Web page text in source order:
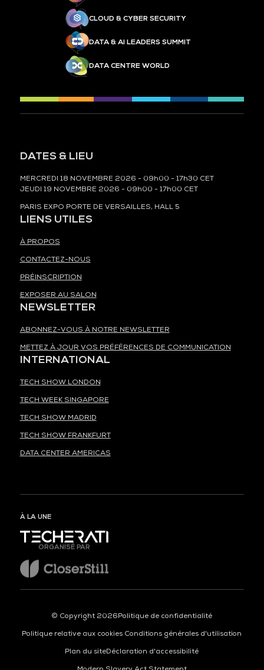
CLOUD & CYBER SECURITY
DATA & AI LEADERS SUMMIT
DATA CENTRE WORLD
DATES & LIEU
MERCREDI 18 NOVEMBRE 2026 - 09h00 - 17h30 CET
JEUDI 19 NOVEMBRE 2026 - 09h00 - 17h00 CET
PARIS EXPO PORTE DE VERSAILLES, HALL 5
LIENS UTILES
À PROPOS
CONTACTEZ-NOUS
PRÉINSCRIPTION
EXPOSER AU SALON
NEWSLETTER
ABONNEZ-VOUS À NOTRE NEWSLETTER
METTEZ À JOUR VOS PRÉFÉRENCES DE COMMUNICATION
INTERNATIONAL
TECH SHOW LONDON
TECH WEEK SINGAPORE
TECH SHOW MADRID
TECH SHOW FRANKFURT
DATA CENTER AMERICAS
À LA UNE
ORGANISÉ PAR
© Copyright 2026Politique de confidentialité
Politique relative aux cookies Conditions générales d'utilisation
Plan du siteDéclaration d'accessibilité